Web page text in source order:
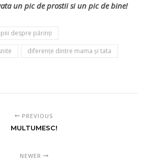
un pic de prostii si un pic de bine!
despre părinți
diferențe dintre mama și tata
PREVIOUS
MULTUMESC!
NEWER